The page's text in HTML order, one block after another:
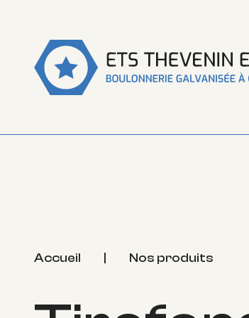
Accueil | Nos produits